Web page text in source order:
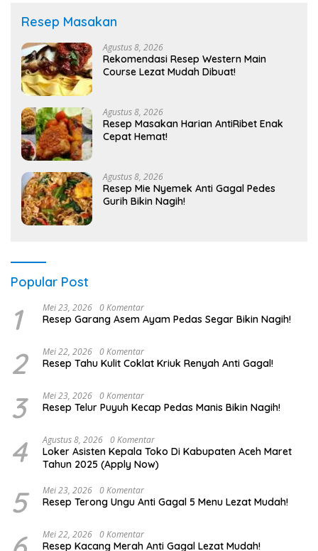
Resep Masakan
Agustus 8, 2026
Rekomendasi Resep Western Main
Course Lezat Mudah Dibuat!
Agustus 8, 2026
Resep Masakan Harian AntiRibet Enak
Cepat Hemat!
Agustus 8, 2026
Resep Mie Nyemek Anti Gagal Pedes
Gurih Bikin Nagih!
Popular Post
1 Mei 23, 2026 0 Komentar
Resep Garang Asem Ayam Pedas Segar Bikin Nagih!
2 Mei 22, 2026 0 Komentar
Resep Tahu Kulit Coklat Kriuk Renyah Anti Gagal!
3 Mei 23, 2026 0 Komentar
Resep Telur Puyuh Kecap Pedas Manis Bikin Nagih!
4 Agustus 8, 2026 0 Komentar
Loker Asisten Kepala Toko Di Kabupaten Aceh Maret
Tahun 2025 (Apply Now)
5 Mei 23, 2026 0 Komentar
Resep Terong Ungu Anti Gagal 5 Menu Lezat Mudah!
Mei 22, 2026 0 Komentar
Resep Kacang Merah Anti Gagal Lezat Mudah!